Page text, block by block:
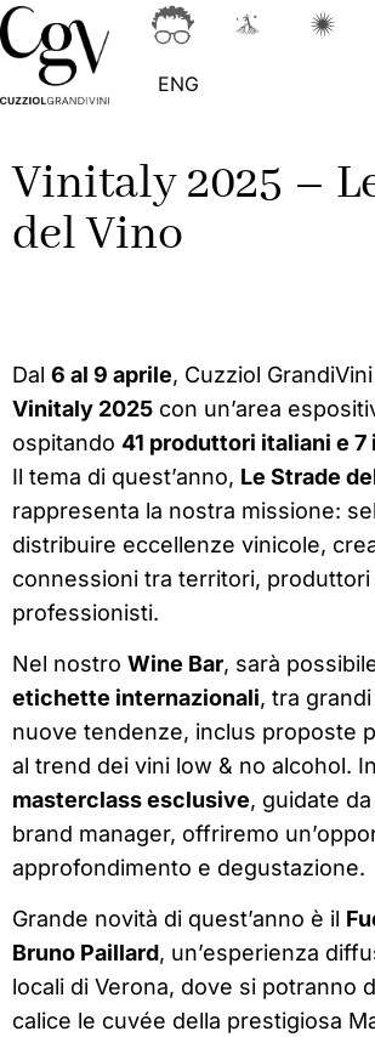
ENG
Vinitaly 2025 –
del Vino
Dal 6 al 9 aprile, Cuzziol
Vinitaly 2025 con un’area
ospitando 41 produttori italiani e
Il tema di quest’anno, Le Strade
rappresenta la nostra missione:
distribuire eccellenze vinicole,
connessioni tra territori, produttori
professionisti.
Nel nostro Wine Bar, sarà
etichette internazionali, tra
nuove tendenze, inclus proposte
al trend dei vini low & no alcohol.
masterclass esclusive, guidate
brand manager, offriremo
approfondimento e degustazione.
Grande novità di quest’anno è il
Bruno Paillard, un’esperienza
locali di Verona, dove si potranno
calice le cuvée della prestigiosa